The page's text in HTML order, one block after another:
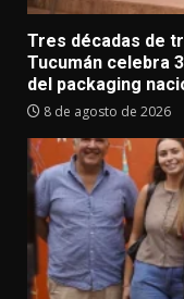
Tres décadas de
Tucumán celebra
del packaging
8 de agosto de 2026